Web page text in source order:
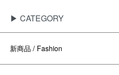
▶ CATEGORY
新商品 / Fashion